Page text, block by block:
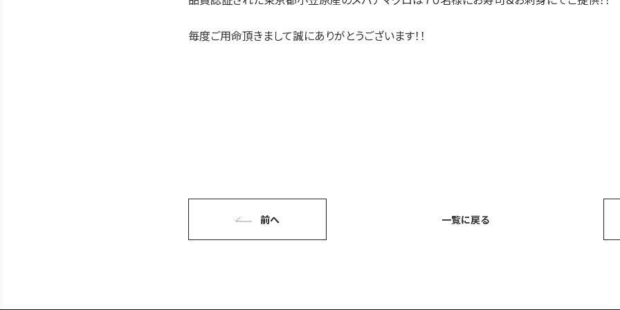
毎度ご用命頂きまして誠にありがとうございます！！
前へ 一覧に戻る